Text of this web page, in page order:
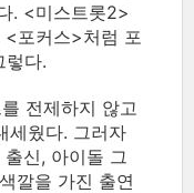
. <미스트롯2>
<포커스>처럼 포
렇다.
전제하지 않고
세웠다. 그러자
신, 아이돌 그
깔을 가진 출연